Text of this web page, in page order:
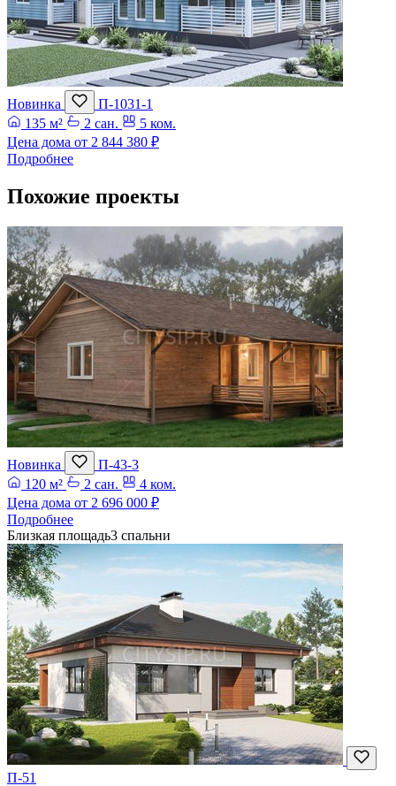
Новинка
П-1031-1
135 м²
2 сан.
5 ком.
Цена дома от 2 844 380 ₽
Подробнее
Похожие проекты
Новинка
П-43-3
120 м²
2 сан.
4 ком.
Цена дома от 2 696 000 ₽
Подробнее
Близкая площадь3 спальни
П-51